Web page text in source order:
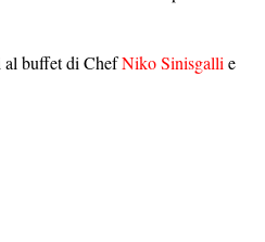
al buffet di ChefNiko Sinisgalli e